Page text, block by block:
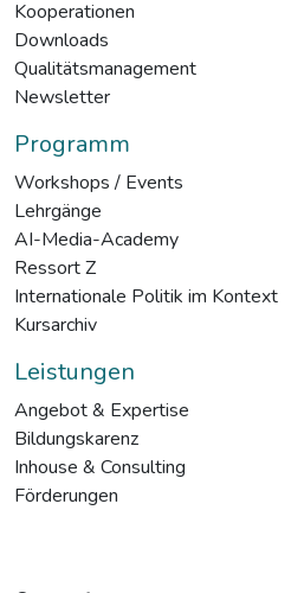
Kooperationen
Downloads
Qualitätsmanagement
Newsletter
Programm
Workshops / Events
Lehrgänge
AI-Media-Academy
Ressort Z
Internationale Politik im Kontext
Kursarchiv
Leistungen
Angebot & Expertise
Bildungskarenz
Inhouse & Consulting
Förderungen